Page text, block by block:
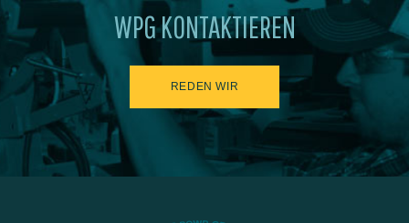
WPG KONTAKTIEREN
REDEN WIR